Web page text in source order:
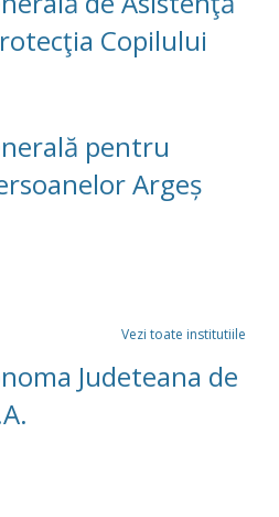
Copilului
pentru
Argeș
Vezi toate institutiile
Judeteana de